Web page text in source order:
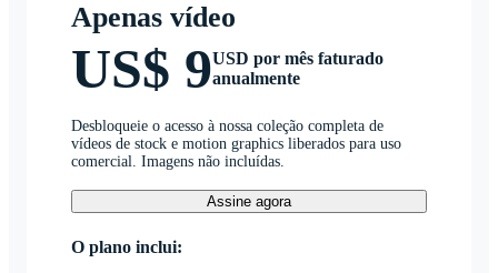
Apenas vídeo
US$ 9USD por mês faturado
anualmente
Desbloqueie o acesso à nossa coleção completa de
vídeos de stock e motion graphics liberados para uso
comercial. Imagens não incluídas.
Assine agora
O plano inclui: